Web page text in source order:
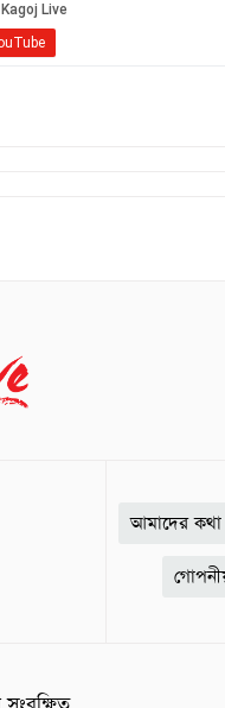
আমাদের কথা